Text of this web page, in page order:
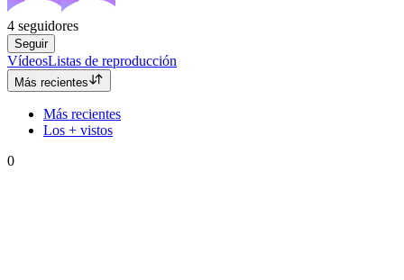
4 seguidores
Seguir
VídeosListas de reproducción
Más recientes
Más recientes
Los + vistos
0